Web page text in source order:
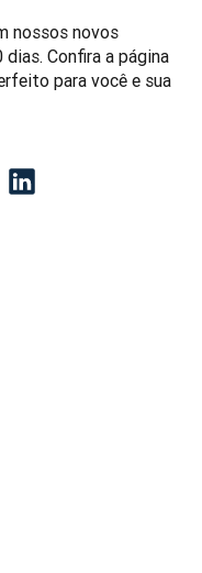
nossos novos
Confira a página
para você e sua